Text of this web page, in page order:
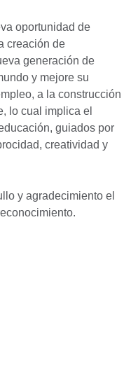
oportunidad de
creación de
generación de
y mejore su
a la construcción
lo cual implica el
guiados por
creatividad y
y agradecimiento el